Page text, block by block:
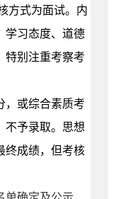
方式为面试。内
学习态度、道德
特别注重考察考
，或综合素质考
予录取。 思想
终成绩，但考核